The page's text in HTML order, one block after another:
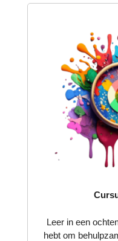
Leer in een
hebt om